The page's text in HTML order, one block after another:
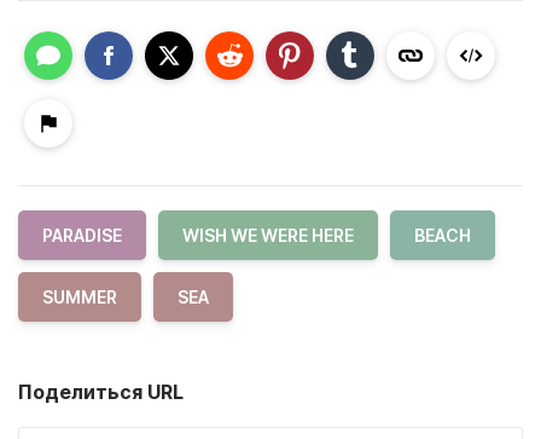
PARADISE WISH WE WERE HERE BEACH
SUMMER SEA
Поделиться URL